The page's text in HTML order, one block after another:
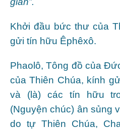
Khởi đầu bức thư của
gửi tín hữu Êphêxô.
Phaolô, Tông đồ của
của Thiên Chúa, kính
và (là) các tín hữu
(Nguyện chúc) ân sủng
do tự Thiên Chúa,